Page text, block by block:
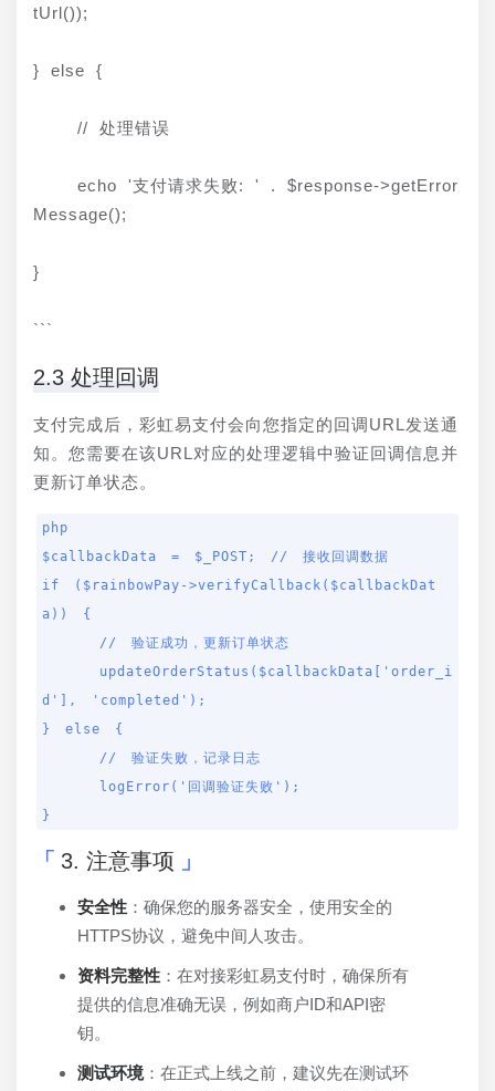
tUrl());
} else {
    // 处理错误
Message();
}
```
2.3 处理回调
支付完成后，彩虹易支付会向您指定的回调URL发送通
知。您需要在该URL对应的处理逻辑中验证回调信息并
更新订单状态。
php
$callbackData = $_POST; // 接收回调数据
if ($rainbowPay->verifyCallback($callbackDat
a)) {
d'], 'completed');
} else {
}
3. 注意事项
安全性 ：确保您的服务器安全，使用安全的
HTTPS协议，避免中间人攻击。
资料完整性 ：在对接彩虹易支付时，确保所有
提供的信息准确无误，例如商户ID和API密
钥。
测试环境：在正式上线之前，建议先在测试环